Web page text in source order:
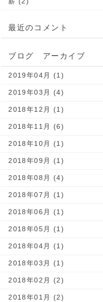
最近のコメント
ブログ アーカイブ
2019年04月 (1)
2019年03月 (4)
2018年12月 (1)
2018年11月 (6)
2018年10月 (1)
2018年09月 (1)
2018年08月 (4)
2018年07月 (1)
2018年06月 (1)
2018年05月 (1)
2018年04月 (1)
2018年03月 (1)
2018年02月 (2)
2018年01月 (2)